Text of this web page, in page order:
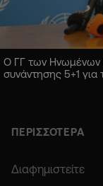
Ο ΓΓ των Ηνωμένων
συνάντησης 5+1 για
ΠΕΡΙΣΣΟΤΕΡΑ
Διαφημιστείτε